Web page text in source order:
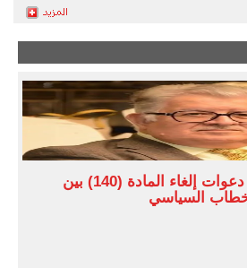
شيركو حبيب يكتب : دعوات إلغاء المادة (140) بين
السياسي